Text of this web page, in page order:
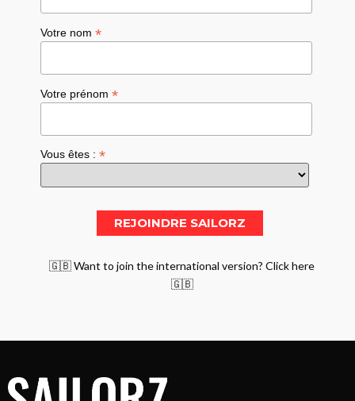
Votre nom*
Votre prénom*
Vous êtes :*
🇬🇧 Want to join the international version? Click here
🇬🇧